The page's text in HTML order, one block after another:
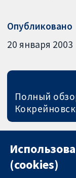
Опубликовано
20 января 2003
Полный
(cookies)